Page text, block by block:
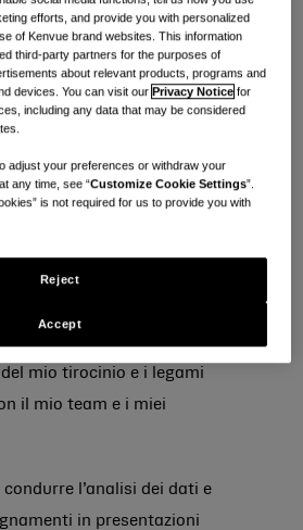
a Kenvue perché:ero
fosse una società di
e volevo esplorare cosa
un’organizzazione in
pur continuando a
dei consumatori di tutto il
orgoglioso di:
mio tirocinio e i legami
il mio team e i miei
condurre l’analisi dei dati e
in presentazioni
efforts, and provide you with personalized
of Kenvue brand websites. This information
third-party partners for the purposes of
about relevant products, programs and
devices. You can visit our Privacy Notice for
including any data that may be considered
adjust your preferences or withdraw your
any time, see “Customize Cookie Settings”.
is not required for us to provide you with
Reject
Accept